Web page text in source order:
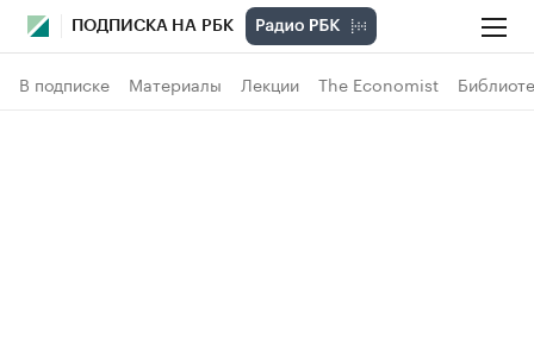
ПОДПИСКА НА РБК
В подписке Материалы Лекции The Economist